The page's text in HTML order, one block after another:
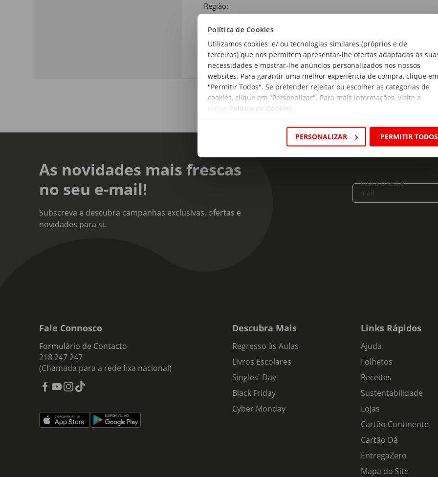
Política de Cookies
Utilizamos cookies e/ ou tecnologias similares (próprios e de
terceiros) que nos permitem apresentar-lhe ofertas adaptadas às
necessidades e mostrar-lhe anúncios personalizados nos nossos
websites. Para garantir uma melhor experiência de compra, clique em
"Permitir Todos". Se pretender rejeitar ou escolher as categorias de
cookies, clique em "Personalizar". Para mais informações, visite a
nossa Política de Cookies
PERSONALIZAR PERMITIR TODOS
Região:
Vinho Verdes
Vinho Branco
As novidades mais frescas
no seu e-mail!
Subscreva e descubra campanhas exclusivas, ofertas e
novidades para si.
Insira o seu e-
mail
Fale Connosco
Formulário de Contacto
218 247 247
(Chamada para a rede fixa nacional)
Descubra Mais
Regresso às Aulas
Livros Escolares
Singles' Day
Black Friday
Cyber Monday
Links Rápidos
Ajuda
Folhetos
Receitas
Sustentabilidade
Lojas
Cartão Continente
Cartão Dá
EntregaZero
Mapa do Site